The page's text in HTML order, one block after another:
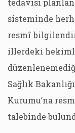
tedavisi
sisteminde
resmî
illerdeki
Sağlık
Kurumu’na
talebinde